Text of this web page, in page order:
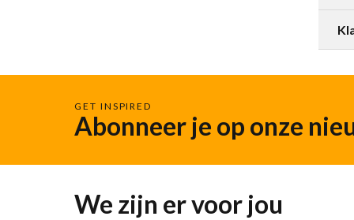
GET INSPIRED
Abonneer je op onze
We zijn er voor jou